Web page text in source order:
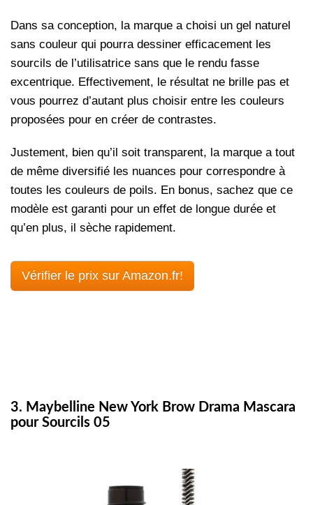
Dans sa conception, la marque a choisi un gel naturel
sans couleur qui pourra dessiner efficacement les
sourcils de l’utilisatrice sans que le rendu fasse
excentrique. Effectivement, le résultat ne brille pas et
vous pourrez d’autant plus choisir entre les couleurs
proposées pour en créer de contrastes.
Justement, bien qu’il soit transparent, la marque a tout
de même diversifié les nuances pour correspondre à
toutes les couleurs de poils. En bonus, sachez que ce
modèle est garanti pour un effet de longue durée et
qu’en plus, il sèche rapidement.
Vérifier le prix sur Amazon.fr!
3. Maybelline New York Brow Drama Mascara
pour Sourcils 05